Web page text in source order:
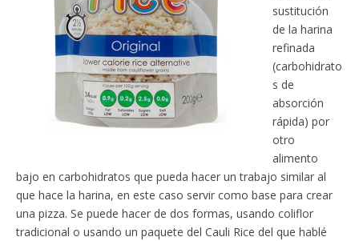
sustitución
de la harina
refinada
(carbohidrato
s de
absorción
rápida) por
otro
alimento
bajo en carbohidratos que pueda hacer un trabajo similar al
que hace la harina, en este caso servir como base para crear
una pizza. Se puede hacer de dos formas, usando coliflor
tradicional o usando un paquete del Cauli Rice del que hablé